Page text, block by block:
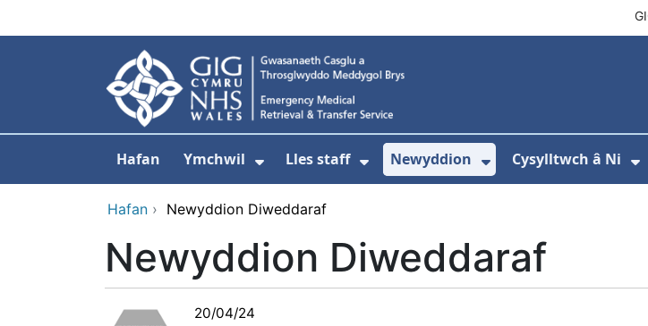
Hafan Ymchwil
Dangos isddewislen ar gyfer Ymchwil
Lles staff
Dangos isddewislen ar gyfer
Newyddion
Dangos
Cysylltwch â Ni
Hafan › Newyddion Diweddaraf
Newyddion Diweddaraf
20/04/24